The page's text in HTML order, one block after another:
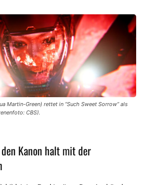
Martin-Green) rettet in “Such Sweet Sorrow” als
CBS).
Kanon halt mit der